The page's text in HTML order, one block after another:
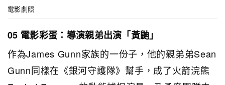
電影劇照
05 電影彩蛋：導演親弟出演「黃鼬」
作為James Gunn家族的一份子，他的親弟弟Sean
Gunn同樣在《銀河守護隊》幫手，成了火箭浣熊